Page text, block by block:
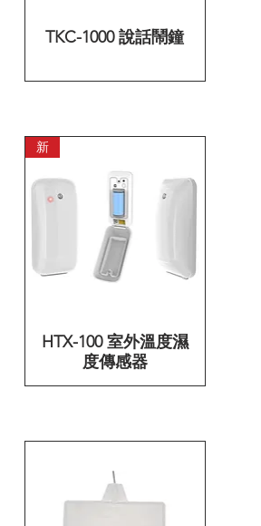
快速瀏覽
TKC-1000 說話鬧鐘
快速瀏覽
新
HTX-100 室外溫度濕
度傳感器